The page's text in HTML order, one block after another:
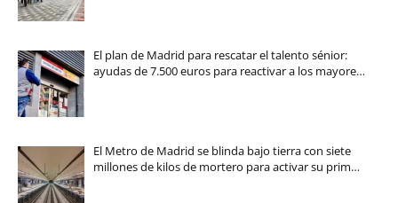
El plan de Madrid para rescatar el talento sénior:
ayudas de 7.500 euros para reactivar a los mayore…
El Metro de Madrid se blinda bajo tierra con siete
millones de kilos de mortero para activar su prim…